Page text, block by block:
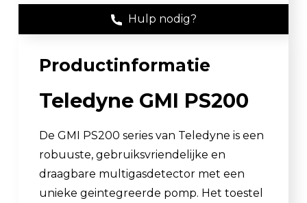
Hulp nodig?
Productinformatie
Teledyne GMI PS200
De GMI PS200 series van Teledyne is een
robuuste, gebruiksvriendelijke en
draagbare multigasdetector met een
unieke geintegreerde pomp. Het toestel